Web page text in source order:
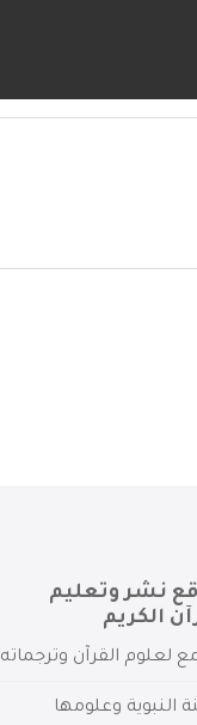
نشر وتعليم
الكريم
لعلوم القرآن وترجماته
النبوية وعلومها